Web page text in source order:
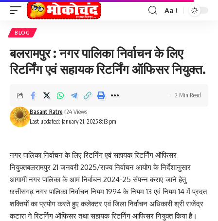
Font
Aa
BLOG
बलरामपुर : नगर पालिका निर्वाचन के लिए
रिटर्निंग एवं सहायक रिटर्निंग ऑफिसर नियुक्त.
Last updated: January 21, 2025 8:13 pm
Basant Ratre 124 Views
2 Min Read
नगर पालिका निर्वाचन के लिए रिटर्निंग एवं सहायक रिटर्निंग ऑफिसर
नियुक्तबलरामपुर 21 जनवरी 2025/राज्य निर्वाचन आयोग के निर्देशानुसार
आगामी नगर पालिका के आम निर्वाचन 2024-25 संपन्न कराए जाने हेतु
छत्तीसगढ़ नगर पालिका निर्वाचन नियम 1994 के नियम 13 एवं नियम 14 में प्रदत
शक्तियों का प्रयोग करते हुए कलेक्टर एवं जिला निर्वाचन अधिकारी श्री राजेंद्र
कटारा ने रिटर्निग ऑफिसर तथा सहायक रिटर्निग आफिसर नियुक्त किया है।